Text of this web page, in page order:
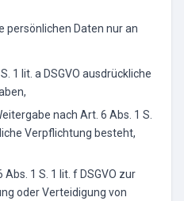
persönlichen Daten nur an
1 lit. a DSGVO ausdrückliche
nach Art. 6 Abs. 1 S.
Verpflichtung besteht,
1 S. 1 lit. f DSGVO zur
oder Verteidigung von